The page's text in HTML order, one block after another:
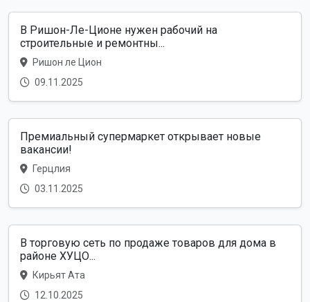
В Ришон-Ле-Ционе нужен рабочий на
строительные и ремонтны...
Ришон ле Цион
09.11.2025
Премиальный супермаркет открывает новые
вакансии!
Герцлия
03.11.2025
В торговую сеть по продаже товаров для дома в
районе ХУЦО...
Кирьят Ата
12.10.2025